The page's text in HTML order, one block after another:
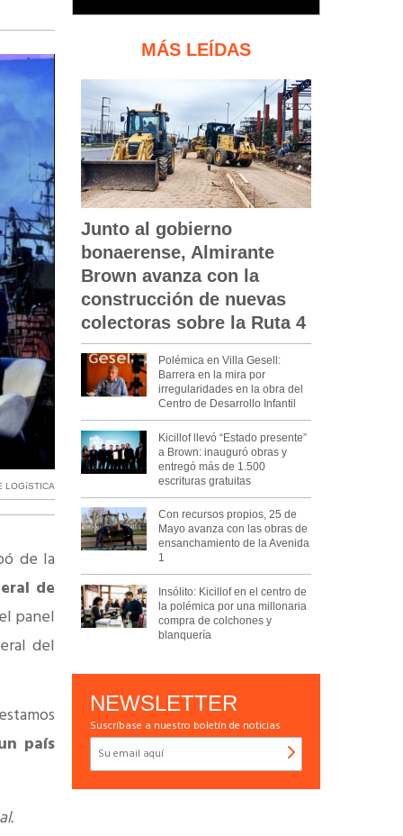
LOGíSTICA
de la
de
panel
del
país
MÁS LEÍDAS
Junto al gobierno
bonaerense, Almirante
Brown avanza con la
construcción de nuevas
colectoras sobre la Ruta 4
Polémica en Villa Gesell:
Barrera en la mira por
irregularidades en la obra del
Centro de Desarrollo Infantil
Kicillof llevó “Estado presente”
a Brown: inauguró obras y
entregó más de 1.500
escrituras gratuitas
Con recursos propios, 25 de
Mayo avanza con las obras de
ensanchamiento de la Avenida
1
Insólito: Kicillof en el centro de
la polémica por una millonaria
compra de colchones y
blanquería
NEWSLETTER
Suscríbase a nuestro boletín de noticias